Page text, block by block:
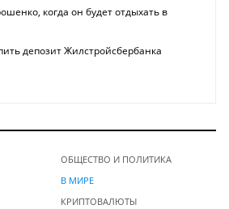
когда он будет отдыхать в
депозит Жилстройсбербанка
ОБЩЕСТВО И ПОЛИТИКА
В МИРЕ
КРИПТОВАЛЮТЫ